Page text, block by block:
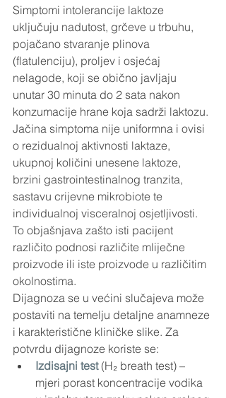
Simptomi intolerancije laktoze
uključuju nadutost, grčeve u trbuhu,
pojačano stvaranje plinova
(flatulenciju), proljev i osjećaj
nelagode, koji se obično javljaju
unutar 30 minuta do 2 sata nakon
konzumacije hrane koja sadrži laktozu.
Jačina simptoma nije uniformna i ovisi
o rezidualnoj aktivnosti laktaze,
ukupnoj količini unesene laktoze,
brzini gastrointestinalnog tranzita,
sastavu crijevne mikrobiote te
individualnoj visceralnoj osjetljivosti.
To objašnjava zašto isti pacijent
različito podnosi različite mliječne
proizvode ili iste proizvode u različitim
okolnostima.
Dijagnoza se u većini slučajeva može
postaviti na temelju detaljne anamneze
i karakteristične kliničke slike. Za
potvrdu dijagnoze koriste se:
Izdisajni test (H₂ breath test) –
mjeri porast koncentracije vodika